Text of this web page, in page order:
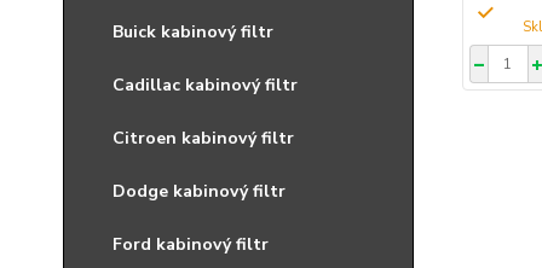
Buick kabinový filtr
Cadillac kabinový filtr
Citroen kabinový filtr
Dodge kabinový filtr
Ford kabinový filtr